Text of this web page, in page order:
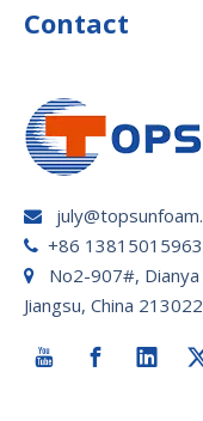
Contact

 +86 13815015963

No2-907#, Dianya
Jiangsu, China 213022